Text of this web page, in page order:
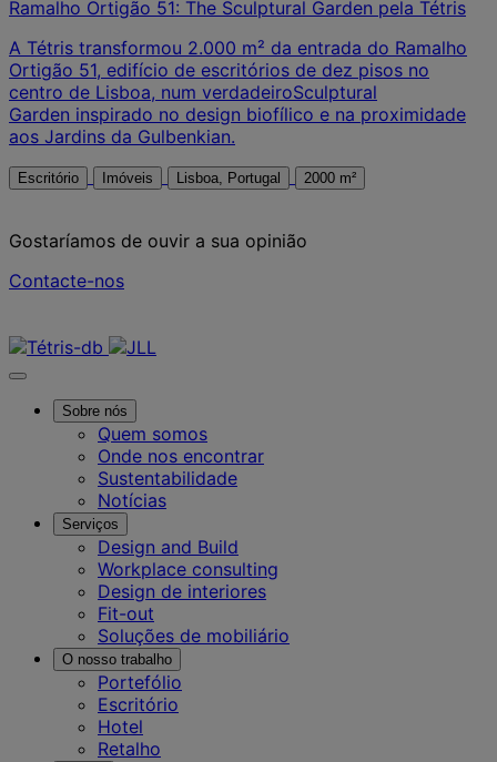
Ramalho Ortigão 51: The Sculptural Garden pela Tétris
A Tétris transformou 2.000 m² da entrada do Ramalho
Ortigão 51, edifício de escritórios de dez pisos no
centro de Lisboa, num verdadeiroSculptural
Garden inspirado no design biofílico e na proximidade
aos Jardins da Gulbenkian.
Escritório Imóveis Lisboa, Portugal 2000 m²
Gostaríamos de ouvir a sua opinião
Contacte-nos
Sobre nós
Quem somos
Onde nos encontrar
Sustentabilidade
Notícias
Serviços
Design and Build
Workplace consulting
Design de interiores
Fit-out
Soluções de mobiliário
O nosso trabalho
Portefólio
Escritório
Hotel
Retalho